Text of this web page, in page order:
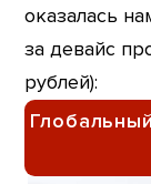
оказалась
за девайс
рублей):